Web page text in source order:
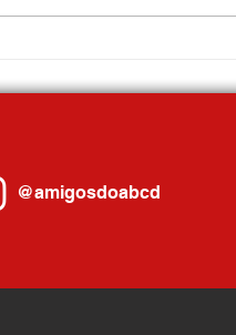
com governador Eduardo Leite
@amigosdoabcd